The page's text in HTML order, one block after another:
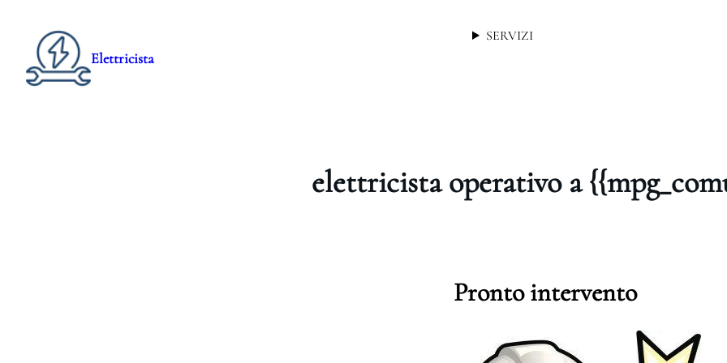
Elettricista
SERVIZI
elettricista operativo a
Pronto intervento